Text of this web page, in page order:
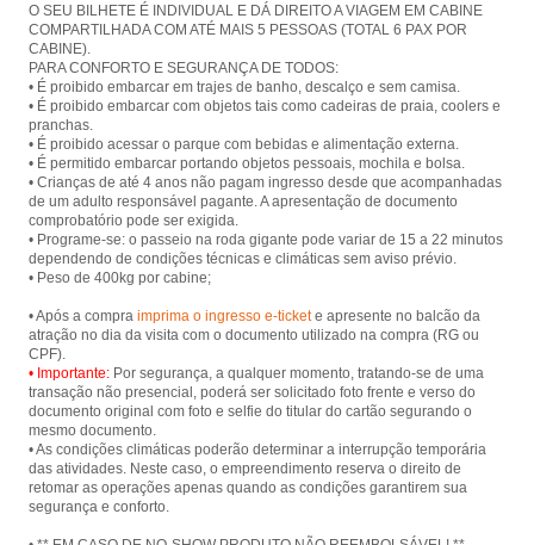
O SEU BILHETE É INDIVIDUAL E DÁ DIREITO A VIAGEM EM CABINE
COMPARTILHADA COM ATÉ MAIS 5 PESSOAS (TOTAL 6 PAX POR
CABINE).
PARA CONFORTO E SEGURANÇA DE TODOS:
• É proibido embarcar em trajes de banho, descalço e sem camisa.
• É proibido embarcar com objetos tais como cadeiras de praia, coolers e
pranchas.
• É proibido acessar o parque com bebidas e alimentação externa.
• É permitido embarcar portando objetos pessoais, mochila e bolsa.
• Crianças de até 4 anos não pagam ingresso desde que acompanhadas
de um adulto responsável pagante. A apresentação de documento
comprobatório pode ser exigida.
• Programe-se: o passeio na roda gigante pode variar de 15 a 22 minutos
dependendo de condições técnicas e climáticas sem aviso prévio.
• Peso de 400kg por cabine;
• Após a compra imprima o ingresso e-tickete apresente no balcão da
atração no dia da visita com o documento utilizado na compra (RG ou
• Importante: Por segurança, a qualquer momento, tratando-se de uma
transação não presencial, poderá ser solicitado foto frente e verso do
documento original com foto e selfie do titular do cartão segurando o
mesmo documento.
• As condições climáticas poderão determinar a interrupção temporária
das atividades. Neste caso, o empreendimento reserva o direito de
retomar as operações apenas quando as condições garantirem sua
segurança e conforto.